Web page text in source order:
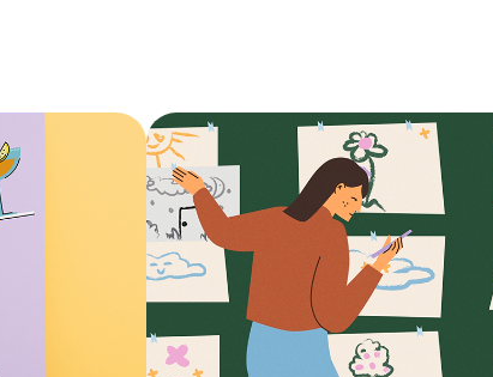
Lo que las palabras
no dicen
Motion graphics